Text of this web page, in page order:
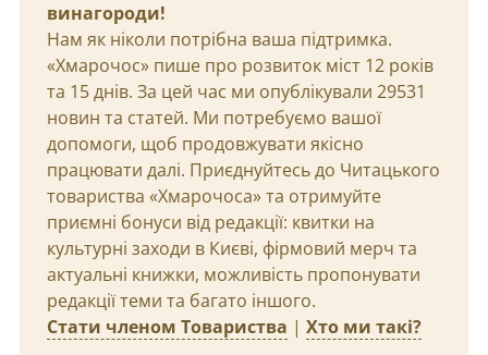
винагороди!
Нам як ніколи потрібна ваша підтримка.
«Хмарочос» пише про розвиток міст 12 років
та 15 днів. За цей час ми опублікували 29531
новин та статей. Ми потребуємо вашої
допомоги, щоб продовжувати якісно
працювати далі. Приєднуйтесь до Читацького
товариства «Хмарочоса» та отримуйте
приємні бонуси від редакції: квитки на
культурні заходи в Києві, фірмовий мерч та
актуальні книжки, можливість пропонувати
редакції теми та багато іншого.
Стати членом Товариства | Хто ми такі?